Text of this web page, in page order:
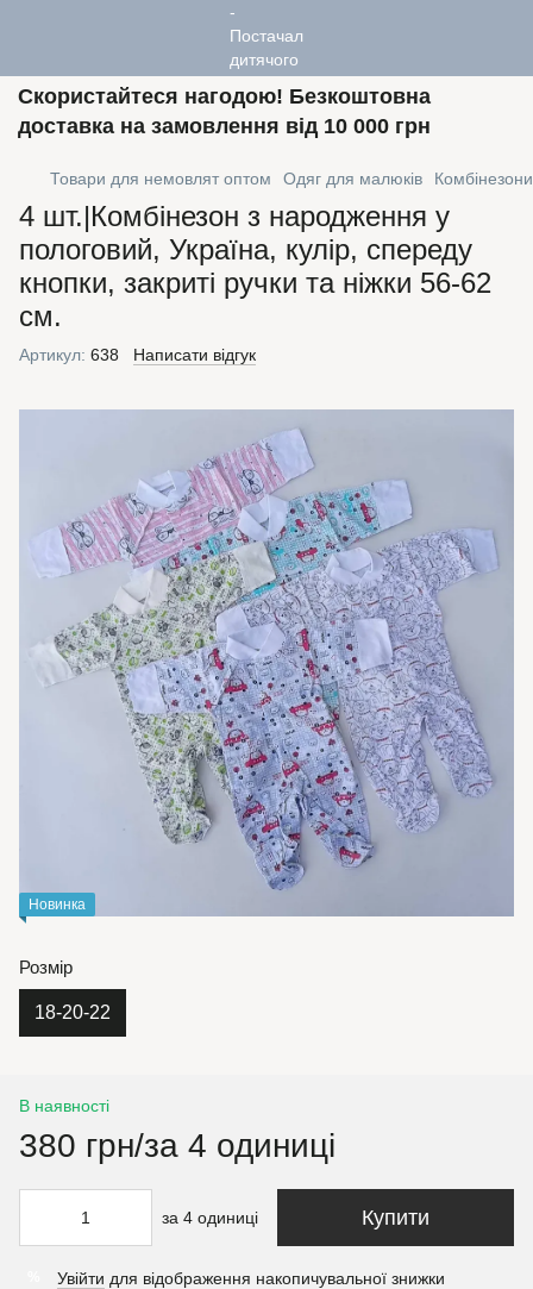
Скористайтеся нагодою! Безкоштовна
доставка на замовлення від 10 000 грн
Товари для немовлят оптом Одяг для малюків
4 шт.|Комбінезон з народження у
пологовий, Україна, кулір, спереду
кнопки, закриті ручки та ніжки 56-62
см.
Артикул: 638 Написати відгук
Новинка
Розмір
18-20-22
В наявності
380 грн/за 4 одиниці
за 4 одиниці Купити
Увійти для відображення накопичувальної знижки